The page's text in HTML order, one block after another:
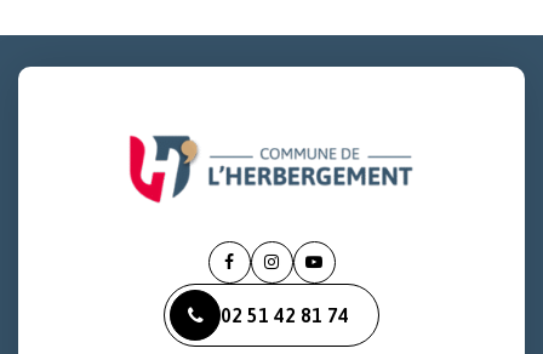
Lien
le
compte
Lien
le
compte
Lien
la
chaîne
02 51 42 81 74